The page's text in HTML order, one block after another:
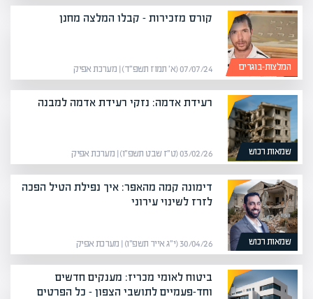
המלצות-בוגרים
קורס מזכירות – קבלו המלצה מחנן
07/07/24 (א׳ תמוז תשפ״ד) | מערכת אפיק
שמאות רכוש
רעידת אדמה: נזקי רעידת אדמה למבנה
03/02/26 (ט״ז שבט תשפ״ו) | מערכת אפיק
שמאות רכוש
דימונה קמה מהאפר: איך נפילת הטיל הפכה
לזרז לשינוי עירוני
30/04/26 (י״ג אייר תשפ״ו) | מערכת אפיק
ביטוח לאומי מכריז: מענקים חדשים
וחד-פעמיים לתושבי הצפון – כל הפרטים​